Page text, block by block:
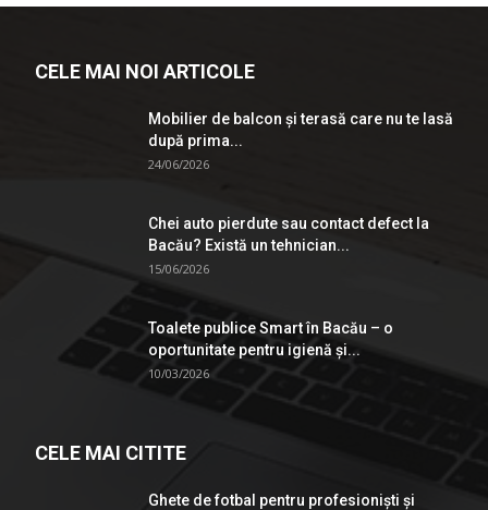
CELE MAI NOI ARTICOLE
Mobilier de balcon și terasă care nu te lasă
după prima...
24/06/2026
Chei auto pierdute sau contact defect la
Bacău? Există un tehnician...
15/06/2026
Toalete publice Smart în Bacău – o
oportunitate pentru igienă şi...
10/03/2026
CELE MAI CITITE
Ghete de fotbal pentru profesionişti şi